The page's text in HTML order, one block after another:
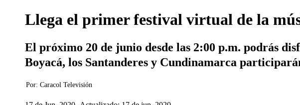
Llega el primer festival virtual de la
El próximo 20 de junio desde las 2:00 p.m. podrás
Boyacá, los Santanderes y Cundinamarca
Por: Caracol Televisión